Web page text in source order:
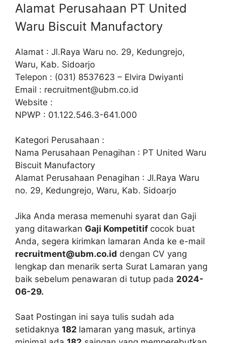
Alamat Perusahaan PT United
Waru Biscuit Manufactory
Alamat : Jl.Raya Waru no. 29, Kedungrejo,
Waru, Kab. Sidoarjo
Telepon : (031) 8537623 – Elvira Dwiyanti
Email : recruitment@ubm.co.id
Website :
NPWP : 01.122.546.3-641.000
Kategori Perusahaan :
Nama Perusahaan Penagihan : PT United Waru
Biscuit Manufactory
Alamat Perusahaan Penagihan : Jl.Raya Waru
no. 29, Kedungrejo, Waru, Kab. Sidoarjo
Jika Anda merasa memenuhi syarat dan Gaji
yang ditawarkan Gaji Kompetitif cocok buat
Anda, segera kirimkan lamaran Anda ke e-mail
recruitment@ubm.co.id dengan CV yang
lengkap dan menarik serta Surat Lamaran yang
baik sebelum penawaran di tutup pada 2024-
06-29.
Saat Postingan ini saya tulis sudah ada
setidaknya 182 lamaran yang masuk, artinya